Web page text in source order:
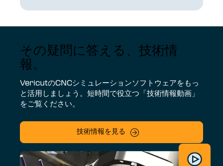
その疑問に答える、技術情
報。
VericutのCNCシミュレーションソフトウェアをもっ
と活用しましょう。短時間で役立つ「技術情報動画」
をご覧ください。
技術情報を見る